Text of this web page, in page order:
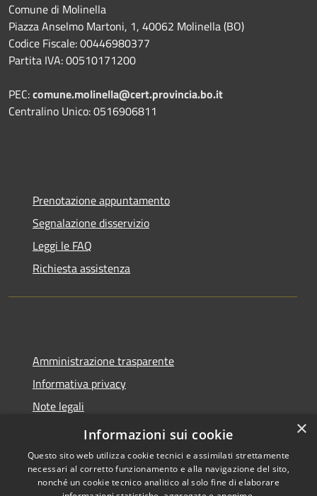
Comune di Molinella
Piazza Anselmo Martoni, 1, 40062 Molinella (BO)
Codice Fiscale: 00446980377
Partita IVA: 00510171200
PEC:comune.molinella@cert.provincia.bo.it
Centralino Unico: 0516906811
Prenotazione appuntamento
Segnalazione disservizio
Leggi le FAQ
Richiesta assistenza
Amministrazione trasparente
Informativa privacy
Note legali
Dichiarazione di accessibilità
×
Informazioni sui cookie
Questo sito web utilizza cookie tecnici e assimilati strettamente
necessari al corretto funzionamento e alla navigazione del sito,
nonché un cookie tecnico analitico al solo fine di elaborare